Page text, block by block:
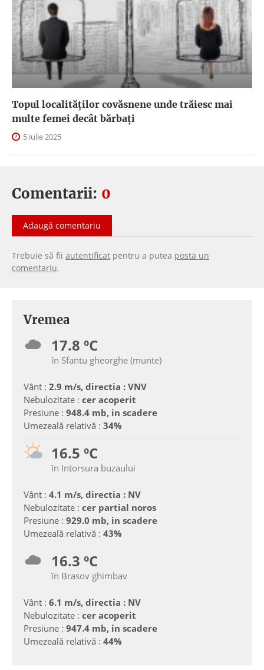
Topul localităților covăsnene unde trăiesc mai
multe femei decât bărbați
5 iulie 2025
Comentarii: 0
Adaugă comentariu
Trebuie să fii autentificat pentru a putea posta un
comentariu.
Vremea
17.8 ºC
în Sfantu gheorghe (munte)
Vânt : 2.9 m/s, directia : VNV
Nebulozitate : cer acoperit
Presiune : 948.4 mb, in scadere
Umezeală relativă : 34%
16.5 ºC
în Intorsura buzaului
Vânt : 4.1 m/s, directia : NV
Nebulozitate : cer partial noros
Presiune : 929.0 mb, in scadere
Umezeală relativă : 43%
16.3 ºC
în Brasov ghimbav
Vânt : 6.1 m/s, directia : NV
Nebulozitate : cer acoperit
Presiune : 947.4 mb, in scadere
Umezeală relativă : 44%